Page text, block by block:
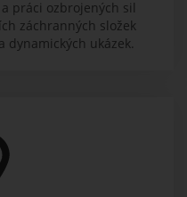
práci ozbrojených sil
záchranných složek
ukázek.